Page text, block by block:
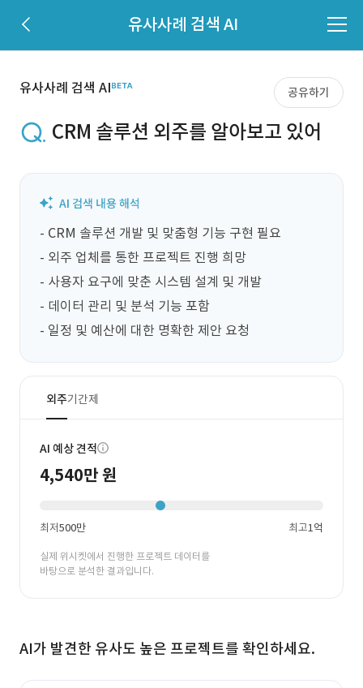
유사사례 검색 AI
유사사례 검색 AI 공유하기
CRM 솔루션 외주를 알아보고 있어
- CRM 솔루션 개발 및 맞춤형 기능 구현 필요
- 외주 업체를 통한 프로젝트 진행 희망
- 사용자 요구에 맞춘 시스템 설계 및 개발
- 데이터 관리 및 분석 기능 포함
- 일정 및 예산에 대한 명확한 제안 요청
외주기간제
AI 예상 견적
4,540만 원
최저500만 최고1억
실제 위시켓에서 진행한 프로젝트 데이터를
바탕으로 분석한 결과입니다.
AI가 발견한 유사도 높은 프로젝트를 확인하세요.